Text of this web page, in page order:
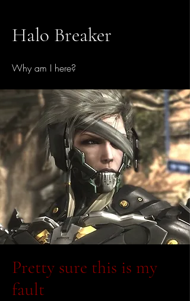
Halo Breaker
Why am I here?
Pretty sure this is my
fault